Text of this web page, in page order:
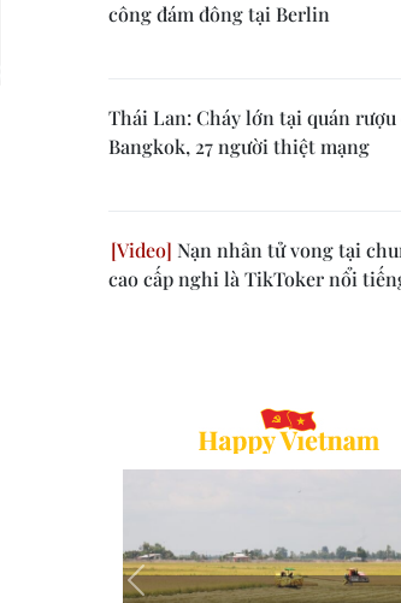
công đám đông tại Berlin
Thái Lan: Cháy lớn tại quán rượu
Bangkok, 27 người thiệt mạng
Nạn nhân tử vong tại
cao cấp nghi là TikToker nổi